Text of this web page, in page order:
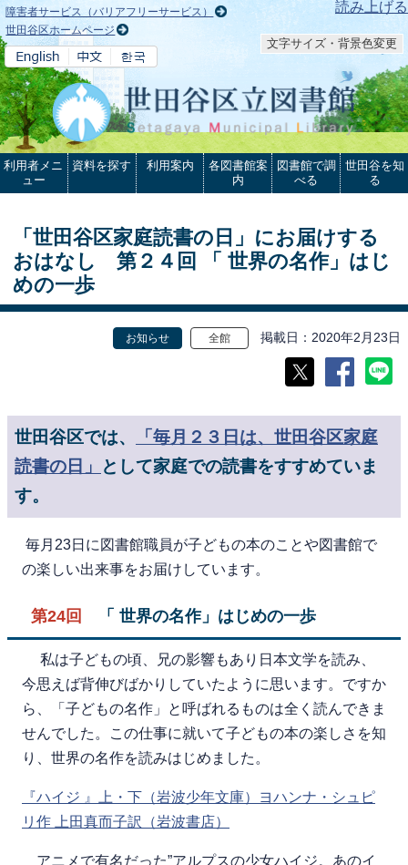
本文へ 読み上げる
障害者サービス（バリアフリーサービス）
世田谷区ホームページ
文字サイズ・背景色変更
利用者メニ
ュー
資料を探す 利用案内
各図書館案
内
図書館で調
べる
世田谷を知
る
「世田谷区家庭読書の日」にお届けする
おはなし 第２４回 「 世界の名作」はじ
めの一歩
お知らせ 全館 掲載日 2020年2月23日
世田谷区では、
「毎月２３日は、世田谷区家庭
読書の日」
として家庭での読書をすすめていま
す。
毎月23日に図書館職員が子どもの本のことや図書館で
の楽しい出来事をお届けしています。
第24回 「 世界の名作」はじめの一歩
私は子どもの頃、兄の影響もあり日本文学を読み、
今思えば背伸びばかりしていたように思います。ですか
ら、「子どもの名作」と呼ばれるものは全く読んできま
せんでした。この仕事に就いて子どもの本の楽しさを知
り、世界の名作を読みはじめました。
『ハイジ 』上・下（岩波少年文庫）ヨハンナ・シュピ
リ作 上田真而子訳（岩波書店）
アニメで有名だった”アルプスの少女ハイジ。あのイ